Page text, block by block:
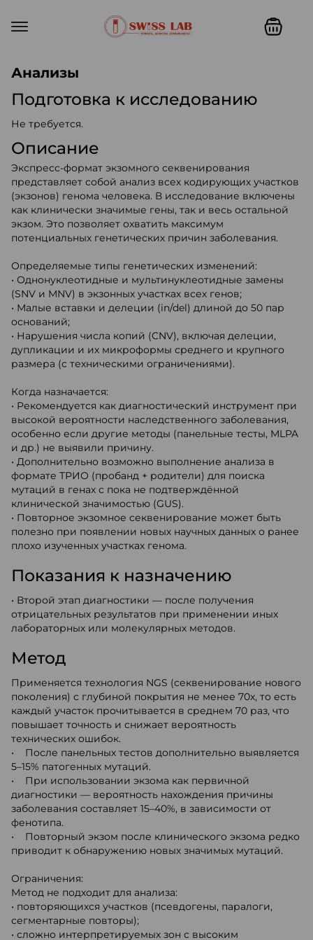
Анализы
Подготовка к исследованию
Не требуется.
Описание
Экспресс-формат экзомного секвенирования
представляет собой анализ всех кодирующих участков
(экзонов) генома человека. В исследование включены
как клинически значимые гены, так и весь остальной
экзом. Это позволяет охватить максимум
потенциальных генетических причин заболевания.
Определяемые типы генетических изменений:
• Однонуклеотидные и мультинуклеотидные замены
(SNV и MNV) в экзонных участках всех генов;
• Малые вставки и делеции (in/del) длиной до 50 пар
оснований;
• Нарушения числа копий (CNV), включая делеции,
дупликации и их микроформы среднего и крупного
размера (с техническими ограничениями).
Когда назначается:
• Рекомендуется как диагностический инструмент при
высокой вероятности наследственного заболевания,
особенно если другие методы (панельные тесты, MLPA
и др.) не выявили причину.
• Дополнительно возможно выполнение анализа в
формате ТРИО (пробанд + родители) для поиска
мутаций в генах с пока не подтверждённой
клинической значимостью (GUS).
• Повторное экзомное секвенирование может быть
полезно при появлении новых научных данных о ранее
плохо изученных участках генома.
Показания к назначению
• Второй этап диагностики — после получения
отрицательных результатов при применении иных
лабораторных или молекулярных методов.
Метод
Применяется технология NGS (секвенирование нового
поколения) с глубиной покрытия не менее 70x, то есть
каждый участок прочитывается в среднем 70 раз, что
повышает точность и снижает вероятность
технических ошибок.
• После панельных тестов дополнительно выявляется
5–15% патогенных мутаций.
• При использовании экзома как первичной
диагностики — вероятность нахождения причины
заболевания составляет 15–40%, в зависимости от
фенотипа.
• Повторный экзом после клинического экзома редко
приводит к обнаружению новых значимых мутаций.
Ограничения:
Метод не подходит для анализа:
• повторяющихся участков (псевдогены, паралоги,
сегментарные повторы);
• сложно интерпретируемых зон с высоким